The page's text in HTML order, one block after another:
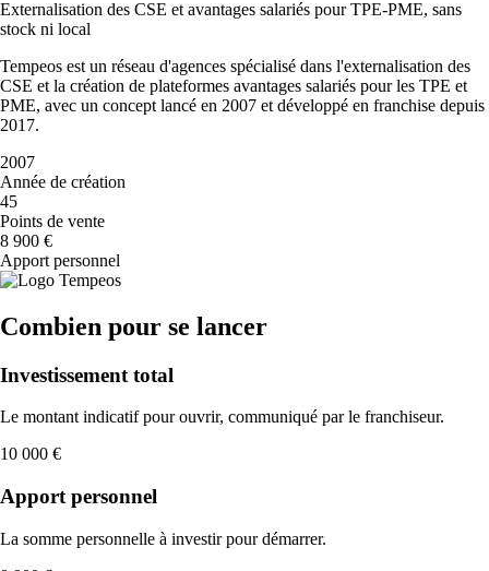
Externalisation des CSE et avantages salariés pour TPE-PME, sans
stock ni local
Tempeos est un réseau d'agences spécialisé dans l'externalisation des
CSE et la création de plateformes avantages salariés pour les TPE et
PME, avec un concept lancé en 2007 et développé en franchise depuis
2017.
2007
Année de création
45
Points de vente
8 900 €
Apport personnel
Combien pour se lancer
Investissement total
Le montant indicatif pour ouvrir, communiqué par le franchiseur.
10 000 €
Apport personnel
La somme personnelle à investir pour démarrer.